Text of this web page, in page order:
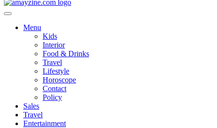
Menu
Kids
Interior
Food & Drinks
Travel
Lifestyle
Horoscope
Contact
Policy
Sales
Travel
Entertainment